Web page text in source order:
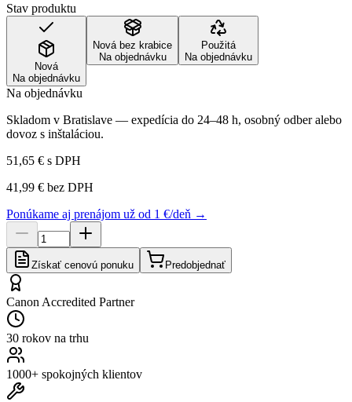
Stav produktu
Nová
Na objednávku
Nová bez krabice
Na objednávku
Použitá
Na objednávku
Na objednávku
Skladom v Bratislave — expedícia do 24–48 h, osobný odber alebo
dovoz s inštaláciou.
51,65 € s DPH
41,99 € bez DPH
Ponúkame aj prenájom už od 1 €/deň →
Získať cenovú ponuku Predobjednať
Canon Accredited Partner
30 rokov na trhu
1000+ spokojných klientov